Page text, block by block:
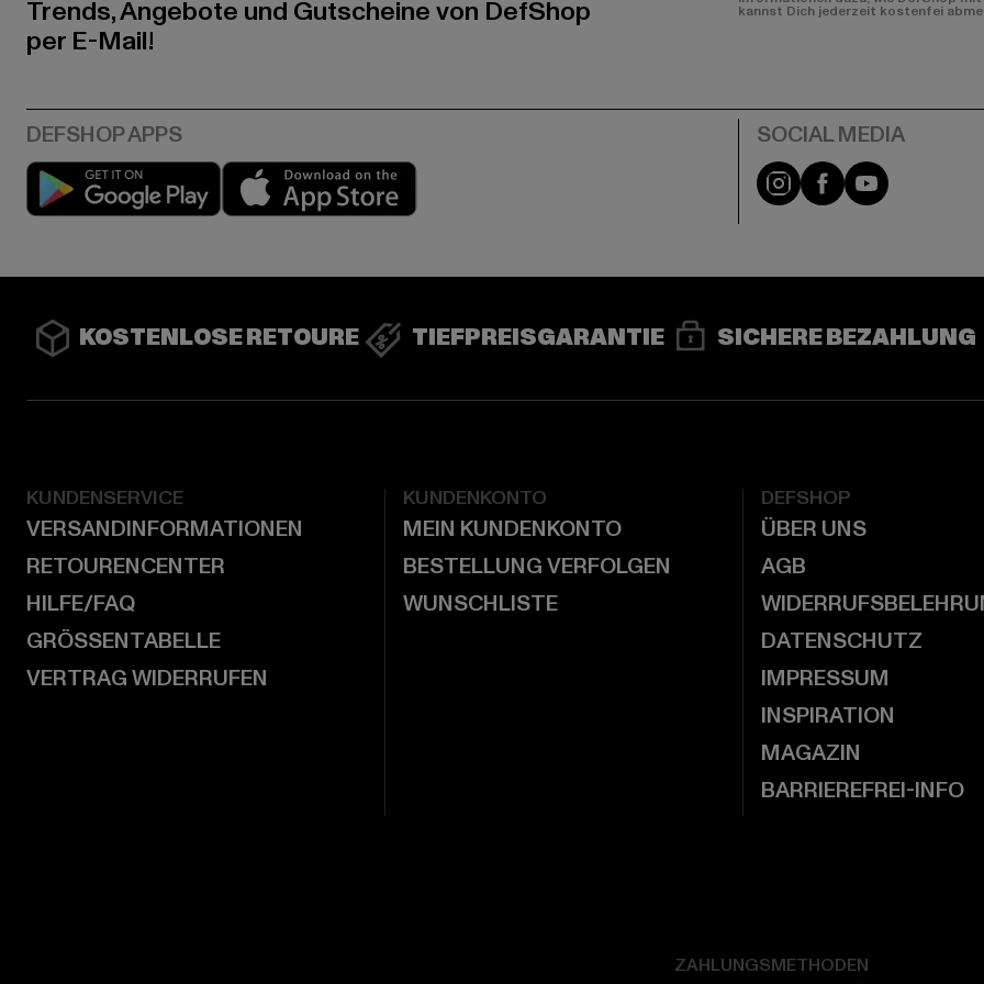
Trends, Angebote und Gutscheine von DefShop
per E-Mail!
kannst Dich jederzeit kostenfei
Play market Instagram
FacebookYouTube
KOSTENLOSE RETOURE TIEFPREISGARANTIE SICHERE BEZAHLUNG
KUNDENSERVICE
VERSANDINFORMATIONEN
RETOURENCENTER
HILFE/FAQ
GRÖSSENTABELLE
VERTRAG WIDERRUFEN
KUNDENKONTO
MEIN KUNDENKONTO
BESTELLUNG VERFOLGEN
WUNSCHLISTE
DEFSHOP
ÜBER UNS
AGB
DATENSCHUTZ
IMPRESSUM
INSPIRATION
MAGAZIN
BARRIEREFREI-INFO
ZAHLUNGSMETHODEN